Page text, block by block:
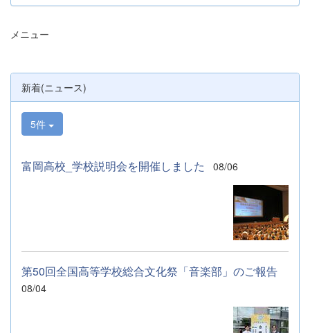
した。 また、各日およそ80名のボランテ
明、探究発表などの運営に携わりました。生
なお、本校は今年度、群馬県教育委員会か
らSAH+ Leading Schoolに認定されていま
す。富岡高校は、これからも「自ら考え、判
断し、行動できる生徒の育成」に取り組んで
まいります。
メニュー
新着(ニュース)
5件
富岡高校_学校説明会を開催しました 08/06
第50回全国高等学校総合文化祭「音楽部」のご報告
08/04